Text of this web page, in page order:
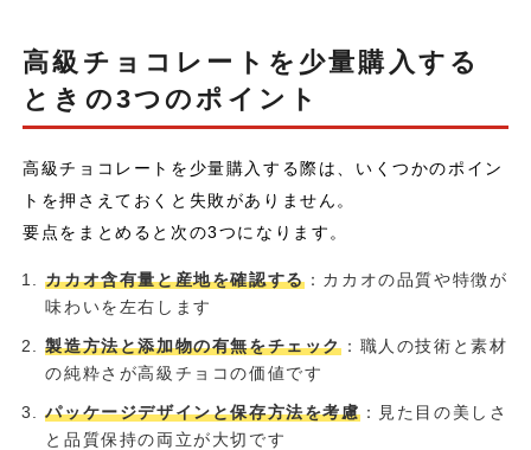
高級チョコレートを少量購入する
ときの3つのポイント
高級チョコレートを少量購入する際は、いくつかのポイン
トを押さえておくと失敗がありません。
要点をまとめると次の3つになります。
カカオ含有量と産地を確認する：カカオの品質や特徴が
味わいを左右します
製造方法と添加物の有無をチェック：職人の技術と素材
の純粋さが高級チョコの価値です
パッケージデザインと保存方法を考慮：見た目の美しさ
と品質保持の両立が大切です